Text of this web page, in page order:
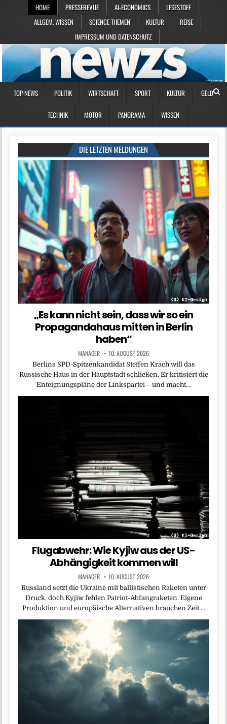
HOME PRESSEREVUE AI-ECONOMICS
LESESTOFF
ALLGEM. WISSEN
SCIENCE THEMEN KULTUR
REISE
IMPRESSUM UND DATENSCHUTZ
TOP-NEWS POLITIK WIRTSCHAFT SPORT KULTUR GELD
TECHNIK MOTOR PANORAMA WISSEN
DIE LETZTEN MELDUNGEN
„Es kann nicht sein, dass wir so ein
Propagandahaus mitten in Berlin
haben“
MANAGER 10. AUGUST 2026
Berlins SPD-Spitzenkandidat Steffen Krach will das
Russische Haus in der Hauptstadt schließen. Er kritisiert die
Enteignungspläne der Linkspartei – und macht…
Flugabwehr: Wie Kyjiw aus der US-
Abhängigkeit kommen will
MANAGER 10. AUGUST 2026
Russland setzt die Ukraine mit ballistischen Raketen unter
Druck, doch Kyjiw fehlen Patriot-Abfangraketen. Eigene
Produktion und europäische Alternativen brauchen Zeit….